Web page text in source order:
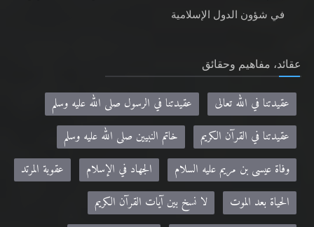
في شؤون الدول الإسلامية
عقائد، مفاهيم وحقائق
عقيدتنا في الله تعالى
عقيدتنا في الرسول صلى الله عليه وسلم
عقيدتنا في القرآن الكريم
خاتم النبيين صلى الله عليه وسلم
وفاة عيسى بن مريم عليه السلام
الجهاد في الإسلام
عقوبة المرتد
الحياة بعد الموت
لا نسخ بين آيات القرآن الكريم